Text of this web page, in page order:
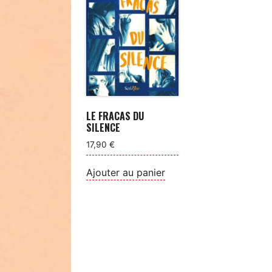
LE FRACAS DU
SILENCE
17,90 €
Ajouter au panier